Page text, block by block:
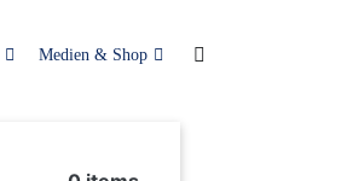
Medien & Shop